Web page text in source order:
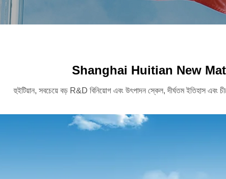
Shanghai Huitian New
হুইটিয়ান, সবচেয়ে বড় R&D বিনিয়োগ এবং উৎপাদন স্কেল, দীর্ঘতম ইতিহাস এবং